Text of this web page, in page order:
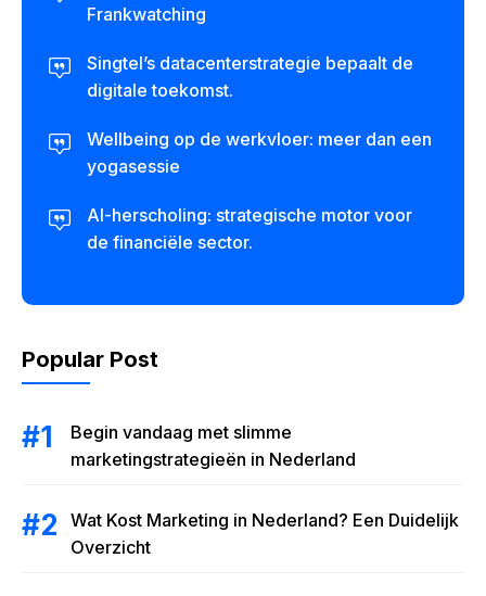
Frankwatching
Singtel’s datacenterstrategie bepaalt de
digitale toekomst.
Wellbeing op de werkvloer: meer dan een
yogasessie
AI-herscholing: strategische motor voor
de financiële sector.
Popular Post
Begin vandaag met slimme
marketingstrategieën in Nederland
Wat Kost Marketing in Nederland? Een Duidelijk
Overzicht